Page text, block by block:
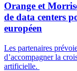
Orange et
de data centers
européen
Les partenaires
d’accompagner la
artificielle.